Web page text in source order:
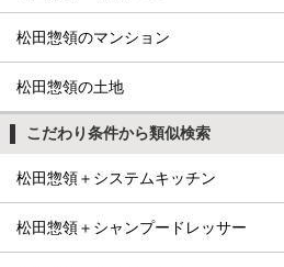
松田惣領のマンション
松田惣領の土地
こだわり条件から類似検索
松田惣領＋システムキッチン
松田惣領＋シャンプードレッサー